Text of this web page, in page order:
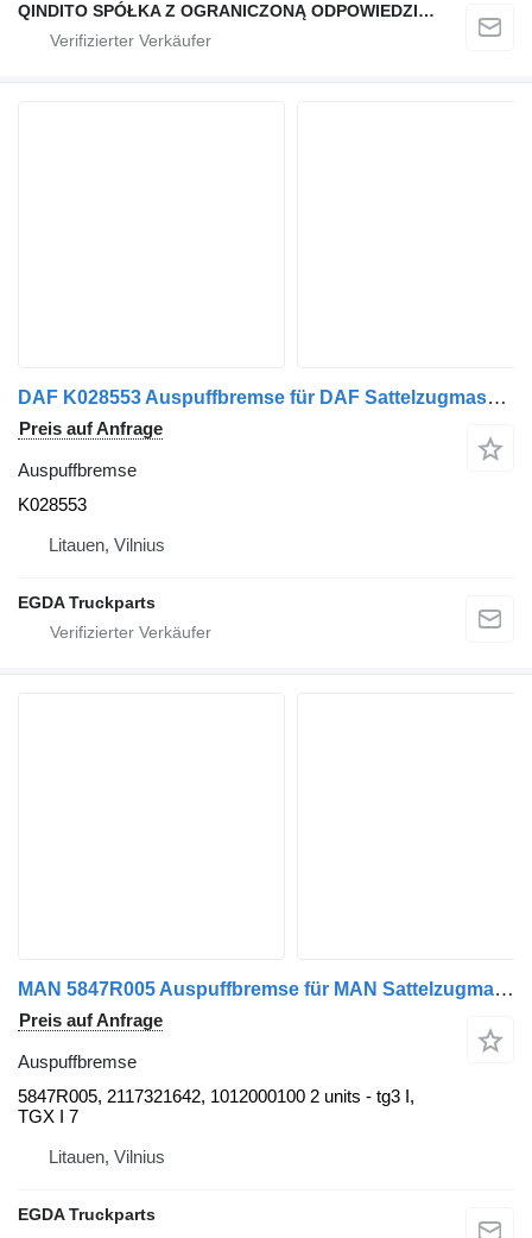
QINDITO SPÓŁKA Z OGRANICZONĄ ODPOWIEDZIALNOŚCIĄ
DAF K028553 Auspuffbremse für DAF Sattelzugmaschine
Preis auf Anfrage
Auspuffbremse
K028553
Litauen, Vilnius
EGDA Truckparts
MAN 5847R005 Auspuffbremse für MAN Sattelzugmaschine
Preis auf Anfrage
Auspuffbremse
5847R005, 2117321642, 1012000100 2 units - tg3 I,
TGX I 7
Litauen, Vilnius
EGDA Truckparts